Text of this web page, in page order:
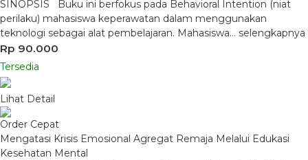
SINOPSIS Buku ini berfokus pada Behavioral Intention (niat
perilaku) mahasiswa keperawatan dalam menggunakan
teknologi sebagai alat pembelajaran. Mahasiswa… selengkapnya
Rp 90.000
Tersedia
Lihat Detail
Order Cepat
Mengatasi Krisis Emosional Agregat Remaja Melalui Edukasi
Kesehatan Mental